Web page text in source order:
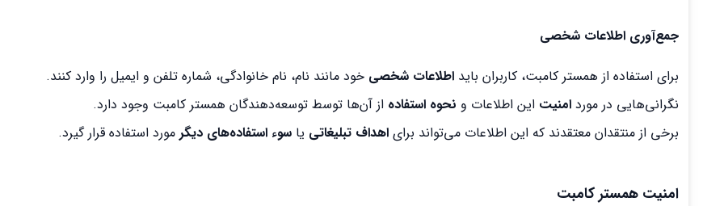
جمع‌آوری اطلاعات شخصی
برای استفاده از همستر کامبت، کاربران باید اطلاعات شخصی خود مانند نام، نام خانوادگی، شماره تلفن و ایمیل را وارد کنند.
نگرانی‌هایی در مورد امنیت این اطلاعات و نحوه استفاده از آن‌ها توسط توسعه‌دهندگان همستر کامبت وجود دارد.
برخی از منتقدان معتقدند که این اطلاعات می‌تواند برای اهداف تبلیغاتی یا سوء استفاده‌های دیگر مورد استفاده قرار گیرد.
امنیت همستر کامبت